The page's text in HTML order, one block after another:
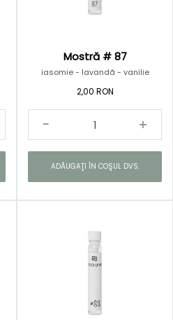
Mostră # 87
iasomie - lavandă - vanilie
2,00 RON
ADĂUGAŢI ÎN COŞUL DVS.